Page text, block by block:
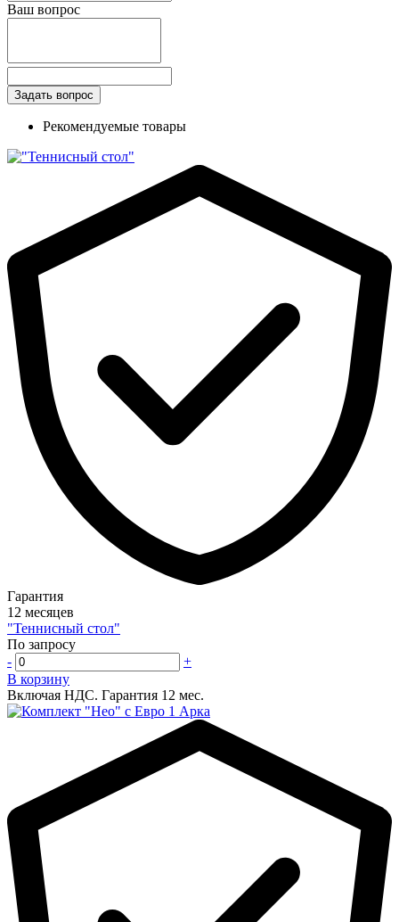
Ваш вопрос
Рекомендуемые товары
Гарантия
12 месяцев
"Теннисный стол"
По запросу
-
+
В корзину
Включая НДС. Гарантия 12 мес.